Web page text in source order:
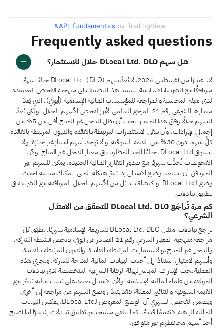
AAPL fundamentals by TradingView
Frequently asked questions
هل سهم DLocal Ltd. DLO حلال للاستثمار؟
لا، اعتبارًا من أغسطس 2026، لا يُعدّ سهم DLocal Ltd. (DLO) حاليًا سهمًا
متوافقًا مع الشريعة الإسلامية. يستند هذا التصنيف إلى منهجية الفحص المعتمدة
لدى هيئة المحاسبة والمراجعة للمؤسسات المالية الإسلامية (أيوفي)، التي يُعدّ
معيارها الشرعي رقم 21 المرجع العالمي الأبرز لفحص الأسهم الحلال. ولكي يُعدّ
السهم حلالًا وفق هذا المعيار، يجب أن يظل الدخل غير المباح أقل من 5% من
إجمالي الإيرادات، وأن تبقى الاستثمارات المرتبطة بالفائدة والديون المرتبطة بالفائدة
كلٌّ منهما دون 30% من القيمة السوقية، وألا توجد أسهم امتياز غير جائزة. ولا
يستوفي DLocal Ltd. حاليًا الحد المطلوب في معيار الدخل غير المباح. ولأن
الفحوصات تُحدَّث شهريًا مع صدور التقارير المالية الجديدة، يمكن للسهم غير
المتوافق أن يستعيد وضع الامتثال إذا تغيّر هيكله المالي. يمكنك متابعة أحدث
وضع لـDLocal Ltd. واكتشاف بدائل من الأسهم الحلال المتوافقة مع الشريعة في
تطبيق تبادلات.
كم مرة تُراجَع DLocal Ltd. DLO للتحقق من الامتثال
الشرعي؟
تراجع تبادلات امتثال DLocal Ltd. DLO للشريعة الإسلامية شهريًا. تطبّق كل
مراجعة منهجية المعيار الشرعي رقم 21 الصادر عن أيوفي، بفحص أنشطة الشركة،
والدخل غير المباح، والاستثمارات المرتبطة بالفائدة، والديون المرتبطة بالفائدة،
وأسهم الامتياز، استنادًا إلى أحدث البيانات المالية المتاحة للشركة. وتجري هذه
العملية تحت الإشراف المباشر لهيئة الرقابة الشرعية المتخصصة لدى تبادلات
المؤلفة من علماء المالية الإسلامية. ولأن الامتثال يعتمد على نسب مالية تتغيّر مع
القيمة السوقية والنتائج المعلنة، فقد يتبدّل وضع السهم من مراجعة إلى أخرى.
ويضمن الفحص الشهري أن الوضع المعروض لـDLocal Ltd. يعكس البيانات
المالية الراهنة لا تقييمًا قديمًا، كما يتلقى مستخدمو تطبيق تبادلات إشعارًا إذا أصبح
أحد أسهم محافظهم غير متوافق.